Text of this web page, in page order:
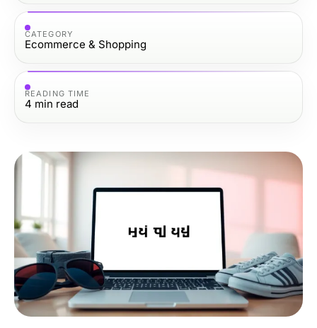
CATEGORY
Ecommerce & Shopping
READING TIME
4 min read